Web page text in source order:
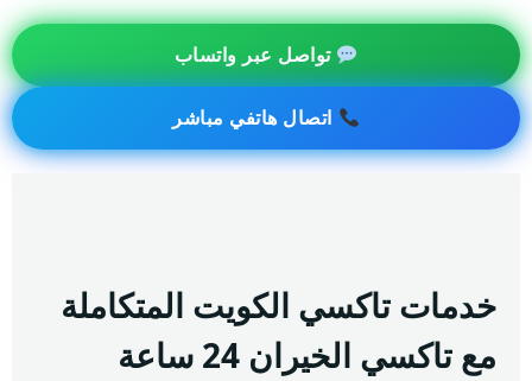
تواصل عبر واتساب
اتصال هاتفي مباشر
خدمات تاكسي الكويت المتكاملة
مع تاكسي الخيران 24 ساعة